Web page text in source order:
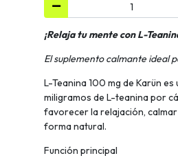
¡Relaja tu mente con L-
El suplemento calmante ideal
L-Teanina 100 mg de Karün
miligramos de L-teanina por
favorecer la relajación,
forma natural.
Función principal